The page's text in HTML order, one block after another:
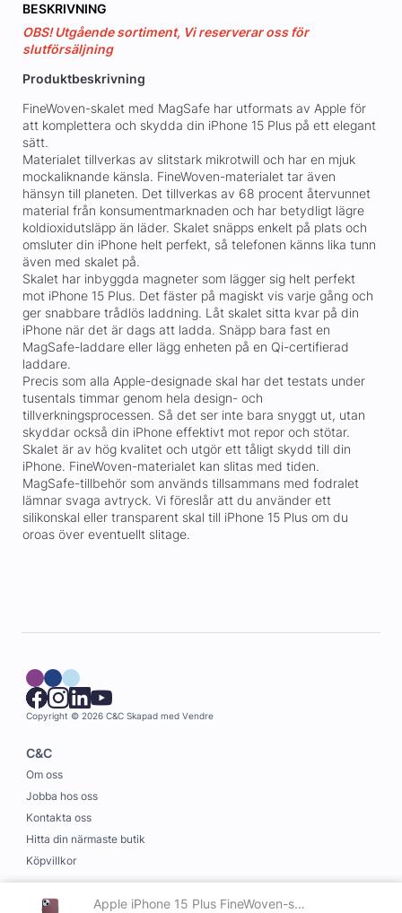
Apple iPhone 15 Plus FineWoven-skal med MagSafe Mullbär
BESKRIVNING
OBS! Utgående sortiment, Vi reserverar oss för
slutförsäljning
Produktbeskrivning
FineWoven-skalet med MagSafe har utformats av Apple för
att komplettera och skydda din iPhone 15 Plus på ett elegant
sätt.
Materialet tillverkas av slitstark mikrotwill och har en mjuk
mockaliknande känsla. FineWoven-materialet tar även
hänsyn till planeten. Det tillverkas av 68 procent återvunnet
material från konsumentmarknaden och har betydligt lägre
koldioxidutsläpp än läder. Skalet snäpps enkelt på plats och
omsluter din iPhone helt perfekt, så telefonen känns lika tunn
även med skalet på.
Skalet har inbyggda magneter som lägger sig helt perfekt
mot iPhone 15 Plus. Det fäster på magiskt vis varje gång och
ger snabbare trådlös laddning. Låt skalet sitta kvar på din
iPhone när det är dags att ladda. Snäpp bara fast en
MagSafe-laddare eller lägg enheten på en Qi-certifierad
laddare.
Precis som alla Apple-designade skal har det testats under
tusentals timmar genom hela design- och
tillverkningsprocessen. Så det ser inte bara snyggt ut, utan
skyddar också din iPhone effektivt mot repor och stötar.
Skalet är av hög kvalitet och utgör ett tåligt skydd till din
iPhone. FineWoven-materialet kan slitas med tiden.
MagSafe-tillbehör som används tillsammans med fodralet
lämnar svaga avtryck. Vi föreslår att du använder ett
silikonskal eller transparent skal till iPhone 15 Plus om du
oroas över eventuellt slitage.
Copyright © 2026 C&C Skapad med Vendre
C&C
Om oss
Jobba hos oss
Kontakta oss
Hitta din närmaste butik
Köpvillkor
Information